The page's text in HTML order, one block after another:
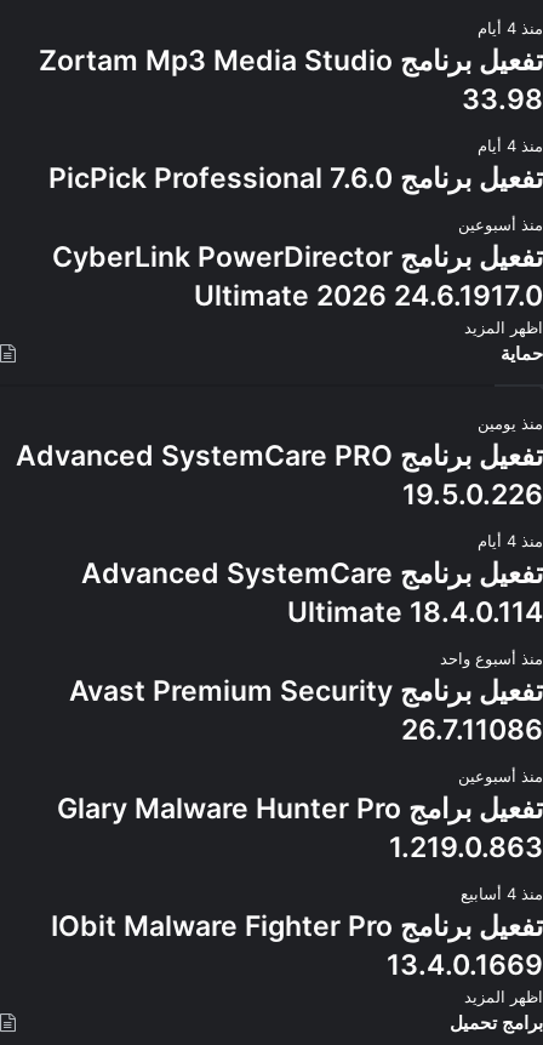
منذ 4 أيام
تفعيل برنامج Zortam Mp3 Media Studio
33.98
منذ 4 أيام
تفعيل برنامج PicPick Professional 7.6.0
منذ أسبوعين
تفعيل برنامج CyberLink PowerDirector
Ultimate 2026 24.6.1917.0
اظهر المزيد
حماية
منذ يومين
تفعيل برنامج Advanced SystemCare PRO
19.5.0.226
منذ 4 أيام
تفعيل برنامج Advanced SystemCare
Ultimate 18.4.0.114
منذ أسبوع واحد
تفعيل برنامج Avast Premium Security
26.7.11086
منذ أسبوعين
تفعيل برامج Glary Malware Hunter Pro
1.219.0.863
منذ 4 أسابيع
تفعيل برنامج IObit Malware Fighter Pro
13.4.0.1669
اظهر المزيد
برامج تحميل